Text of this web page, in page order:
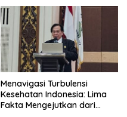
Menavigasi Turbulensi
Kesehatan Indonesia: Lima
Fakta Mengejutkan dari